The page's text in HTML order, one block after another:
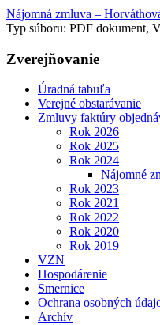
Nájomná zmluva –
Typ súboru: PDF dokument,
Zverejňovanie
Úradná tabuľa
Verejné obstarávanie
Zmluvy faktúry
Rok 2026
Rok 2025
Rok 2024
Nájomné
Rok 2023
Rok 2021
Rok 2022
Rok 2020
Rok 2019
VZN
Hospodárenie
Smernice
Ochrana osobných
Archív